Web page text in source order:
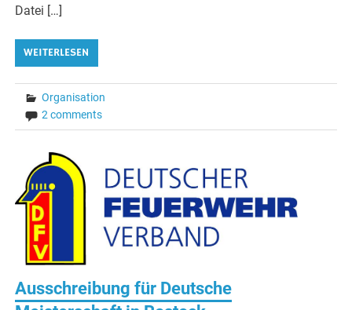
Datei […]
WEITERLESEN
Organisation
2 comments
Ausschreibung für Deutsche